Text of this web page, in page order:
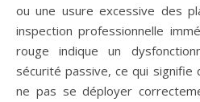
ou une usure excessive des
inspection professionnelle
rouge indique un
sécurité passive, ce qui signifie
ne pas se déployer